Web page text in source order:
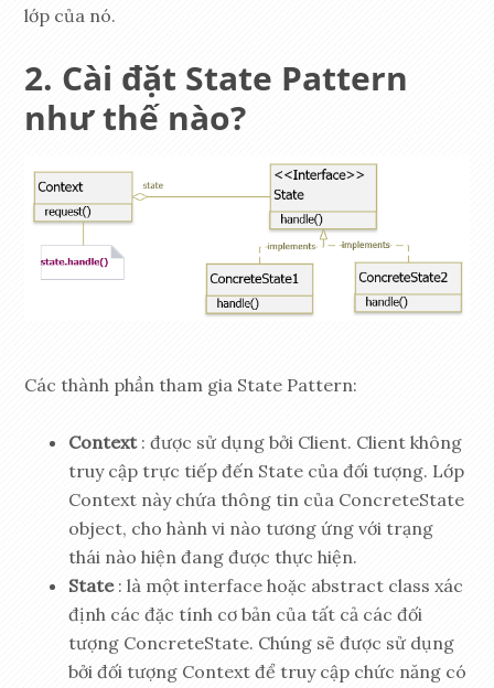
lớp của nó.
Cài đặt State Pattern
như thế nào?
Các thành phần tham gia State Pattern:
Context: được sử dụng bởi Client. Client không
truy cập trực tiếp đến State của đối tượng. Lớp
Context này chứa thông tin của ConcreteState
object, cho hành vi nào tương ứng với trạng
thái nào hiện đang được thực hiện.
State: là một interface hoặc abstract class xác
định các đặc tính cơ bản của tất cả các đối
tượng ConcreteState. Chúng sẽ được sử dụng
bởi đối tượng Context để truy cập chức năng có